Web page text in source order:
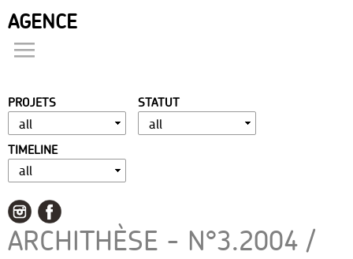
AGENCE
présentation
distinctions
publications
portfolio
contact
PROJETS STATUT
TIMELINE
ARCHITHÈSE - N°3.2004 /